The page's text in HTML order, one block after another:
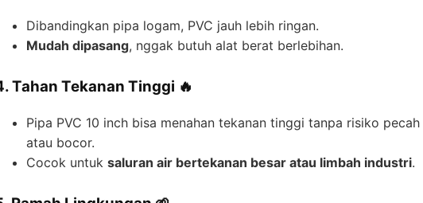
Dibandingkan pipa logam, PVC jauh lebih ringan.
Mudah dipasang, nggak butuh alat berat berlebihan.
Tahan Tekanan Tinggi 🔥
Pipa PVC 10 inch bisa menahan tekanan tinggi tanpa risiko pecah
atau bocor.
Cocok untuk saluran air bertekanan besar atau limbah industri.